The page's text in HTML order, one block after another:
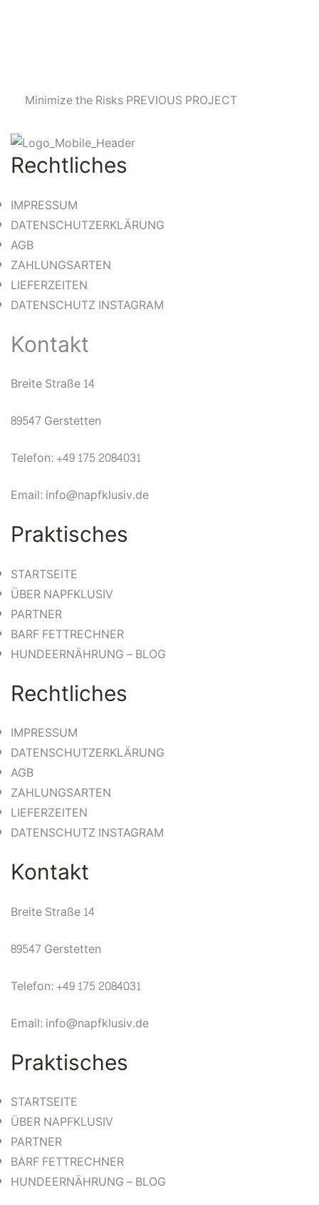
Minimize the RisksPREVIOUS PROJECT
Rechtliches
IMPRESSUM
DATENSCHUTZERKLÄRUNG
AGB
ZAHLUNGSARTEN
LIEFERZEITEN
DATENSCHUTZ INSTAGRAM
Kontakt
Breite Straße 14
89547 Gerstetten
Telefon: +49 175 2084031
Email: info@napfklusiv.de
Praktisches
STARTSEITE
ÜBER NAPFKLUSIV
PARTNER
BARF FETTRECHNER
HUNDEERNÄHRUNG – BLOG
Rechtliches
IMPRESSUM
DATENSCHUTZERKLÄRUNG
AGB
ZAHLUNGSARTEN
LIEFERZEITEN
DATENSCHUTZ INSTAGRAM
Kontakt
Breite Straße 14
89547 Gerstetten
Telefon: +49 175 2084031
Email: info@napfklusiv.de
Praktisches
STARTSEITE
ÜBER NAPFKLUSIV
PARTNER
BARF FETTRECHNER
HUNDEERNÄHRUNG – BLOG